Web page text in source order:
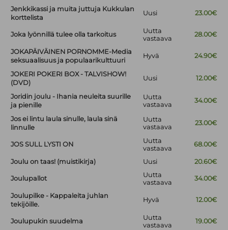
Jenkkikassi ja muita juttuja Kukkulan
korttelista
Uusi 23.00€
Joka lyönnillä tulee olla tarkoitus
Uutta
vastaava
28.00€
JOKAPÄIVÄINEN PORNOMME-Media
seksuaalisuus ja populaarikulttuuri
Hyvä 24.90€
JOKERI POKERI BOX - TALVISHOW!
(DVD)
Uusi 12.00€
Joridin joulu - Ihania neuleita suurille
ja pienille
Uutta
vastaava
34.00€
Jos ei lintu laula sinulle, laula sinä
linnulle
Uutta
vastaava
23.00€
JOS SULL LYSTI ON
Uutta
vastaava
68.00€
Joulu on taas! (muistikirja) Uusi 20.60€
Joulupallot
Uutta
vastaava
34.00€
Joulupilke - Kappaleita juhlan
tekijöille.
Hyvä 12.00€
Joulupukin suudelma
Uutta
vastaava
19.00€